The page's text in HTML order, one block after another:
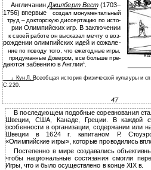
Англичанин Джилберт Вест(1703–
1756) впервые
создал монументальный
труд – докторскую диссертацию по исто-
рии Олимпийских игр. В заключении
к своей работе он высказал мечту о воз-
рождении олимпийских идей и сожале-
ние по поводу того, что ежегодные игры,
придуманные Довером, все больше пре-
даются забвению в Англии1.
1
Кун Л. Всеобщая история физической культуры и
С.220.
47
В последующем подобные соревнования
Швеции, США, Канаде, Греции. В каждой
особенности в организации, содержании или
Швеции в 1624 г. капитаном Р.
«Олимпийские игры», которые проводились
Постепенно в мире создавались
чтобы национальные состязания смогли
Игры, что и было осуществлено в конце ХIХ в.